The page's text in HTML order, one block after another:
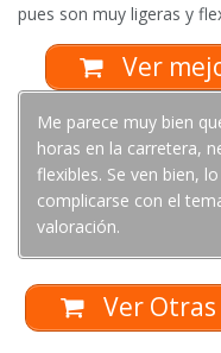
pues son muy ligeras y
Ver
Me parece muy bien
horas en la carretera,
flexibles. Se ven bien,
complicarse con el
valoración.
Ver